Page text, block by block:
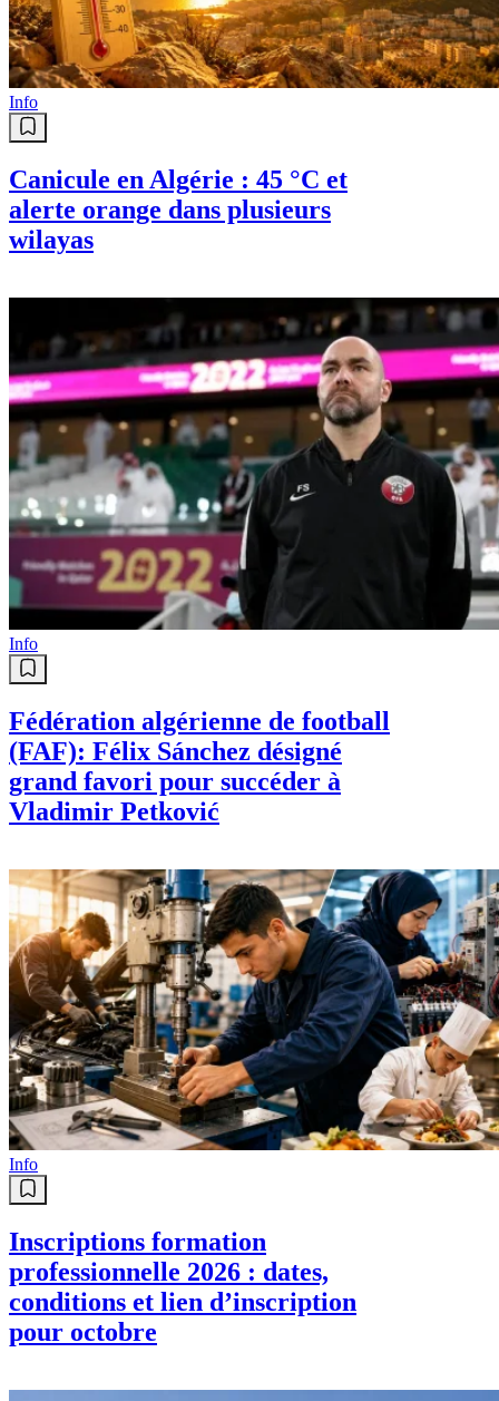
Info
Canicule en Algérie : 45 °C et
alerte orange dans plusieurs
wilayas
Info
Fédération algérienne de football
(FAF): Félix Sánchez désigné
grand favori pour succéder à
Vladimir Petković
Info
Inscriptions formation
professionnelle 2026 : dates,
conditions et lien d’inscription
pour octobre